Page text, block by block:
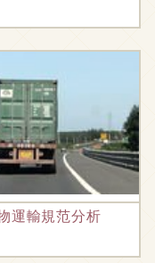
運輸規范分析